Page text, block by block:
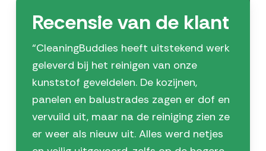
Recensie van de klant
“CleaningBuddies heeft uitstekend werk
geleverd bij het reinigen van onze
kunststof geveldelen. De kozijnen,
panelen en balustrades zagen er dof en
vervuild uit, maar na de reiniging zien ze
er weer als nieuw uit. Alles werd netjes